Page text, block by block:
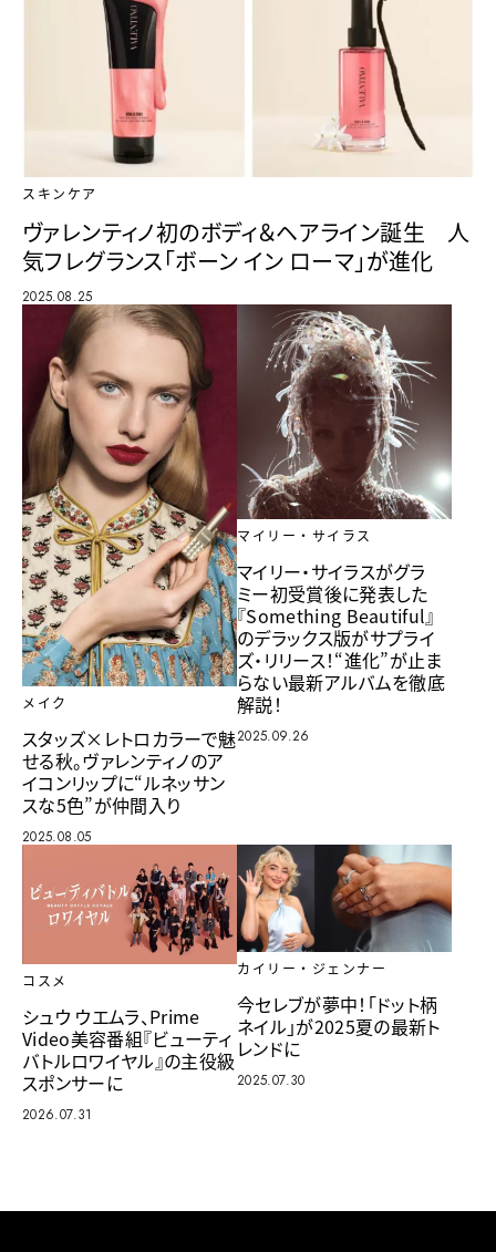
スキンケア
ヴァレンティノ初のボディ＆ヘアライン誕生 人
気フレグランス「ボーン イン ローマ」が進化
2025.08.25
メイク
スタッズ×レトロカラーで魅
せる秋。ヴァレンティノのア
イコンリップに“ルネッサン
スな5色”が仲間入り
2025.08.05
マイリー・サイラス
マイリー・サイラスがグラ
ミー初受賞後に発表した
『Something Beautiful』
のデラックス版がサプライ
ズ・リリース！“進化”が止ま
らない最新アルバムを徹底
解説！
2025.09.26
コスメ
シュウ ウエムラ、Prime
Video美容番組『ビューティ
バトルロワイヤル』の主役級
スポンサーに
2026.07.31
カイリー・ジェンナー
今セレブが夢中！「ドット柄
ネイル」が2025夏の最新ト
レンドに
2025.07.30